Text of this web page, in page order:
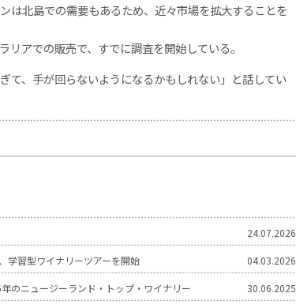
は北島での需要もあるため、近々市場を拡大することを
リアでの販売で、すでに調査を開始している。
て、手が回らないようになるかもしれない」と話してい
24.07.2026
学習型ワイナリーツアーを開始 04.03.2026
のニュージーランド・トップ・ワイナリー 30.06.2025